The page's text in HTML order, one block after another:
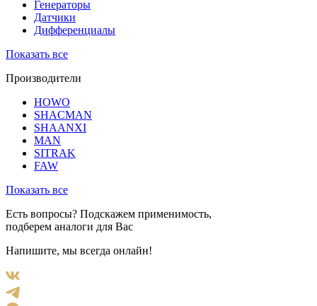
Генераторы
Датчики
Дифференциалы
Показать все
Производители
HOWO
SHACMAN
SHAANXI
MAN
SITRAK
FAW
Показать все
Есть вопросы? Подскажем применимость,
подберем аналоги для Вас
Напишите, мы всегда онлайн!